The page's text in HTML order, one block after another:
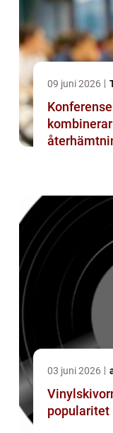
09 juni 2026
03 juni 2026
popularitet